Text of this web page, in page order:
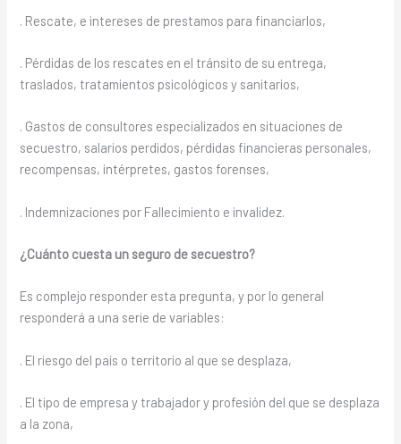
. Rescate, e intereses de prestamos para financiarlos,
. Pérdidas de los rescates en el tránsito de su entrega,
traslados, tratamientos psicológicos y sanitarios,
. Gastos de consultores especializados en situaciones de
secuestro, salarios perdidos, pérdidas financieras personales,
recompensas, intérpretes, gastos forenses,
. Indemnizaciones por Fallecimiento e invalidez.
¿Cuánto cuesta un seguro de secuestro?
Es complejo responder esta pregunta, y por lo general
responderá a una serie de variables:
. El riesgo del país o territorio al que se desplaza,
. El tipo de empresa y trabajador y profesión del que se desplaza
a la zona,